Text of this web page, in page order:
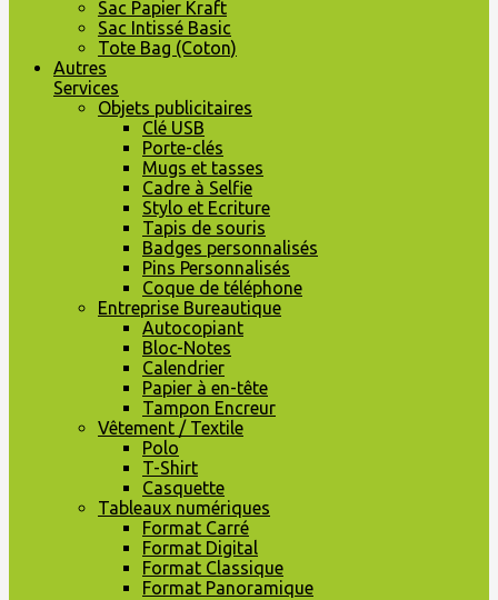
Sac Papier Kraft
Sac Intissé Basic
Tote Bag (Coton)
Autres
Services
Objets publicitaires
Clé USB
Porte-clés
Mugs et tasses
Cadre à Selfie
Stylo et Ecriture
Tapis de souris
Badges personnalisés
Pins Personnalisés
Coque de téléphone
Entreprise Bureautique
Autocopiant
Bloc-Notes
Calendrier
Papier à en-tête
Tampon Encreur
Vêtement / Textile
Polo
T-Shirt
Casquette
Tableaux numériques
Format Carré
Format Digital
Format Classique
Format Panoramique